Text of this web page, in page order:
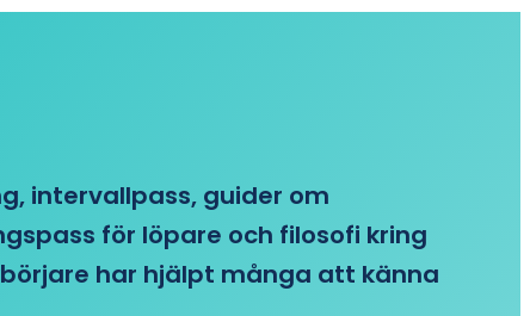
intervallpass, guider om
för löpare och filosofi kring
har hjälpt många att känna